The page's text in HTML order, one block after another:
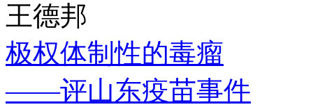
王德邦
极权体制性的毒瘤
——评山东疫苗事件